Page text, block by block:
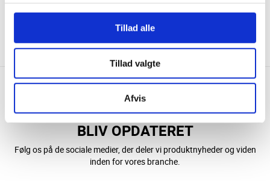
Tillad alle
Tillad valgte
Afvis
KONTAKT OS DOWNLOAD
BLIV OPDATERET
Følg os på de sociale medier, der deler vi produktnyheder og viden
inden for vores branche.